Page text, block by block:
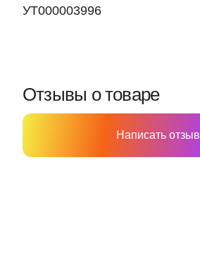
УТ000003996
Отзывы о товаре
Написать отзыв